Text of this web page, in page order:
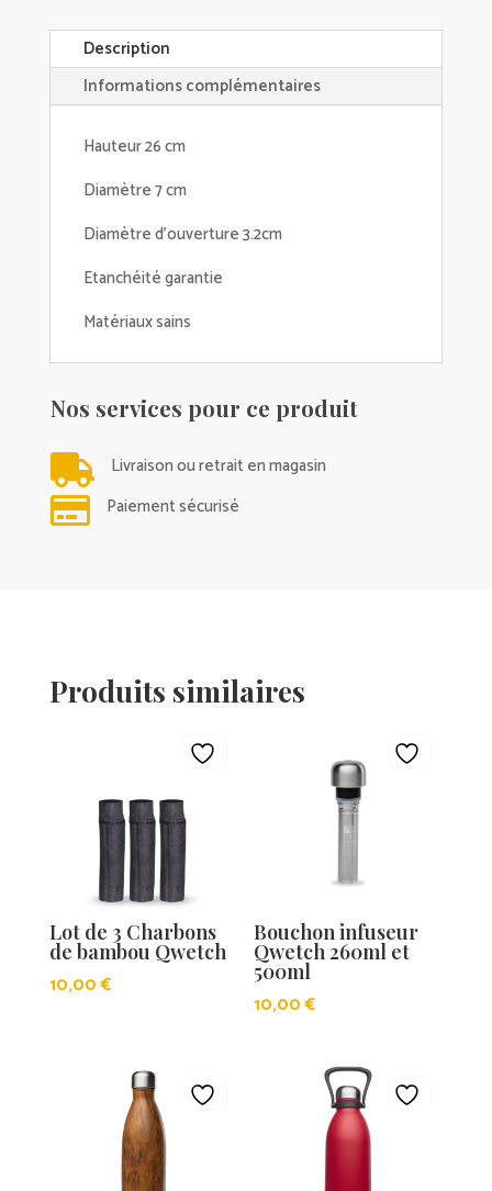
Description
Informations complémentaires
Hauteur 26 cm
Diamètre 7 cm
Diamètre d'ouverture 3.2cm
Etanchéité garantie
Matériaux sains
Nos services pour ce produit
 Livraison ou retrait en magasin
 Paiement sécurisé
Produits similaires
Lot de 3 Charbons
de bambou Qwetch
10,00€
Bouchon infuseur
Qwetch 260ml et
500ml
10,00€